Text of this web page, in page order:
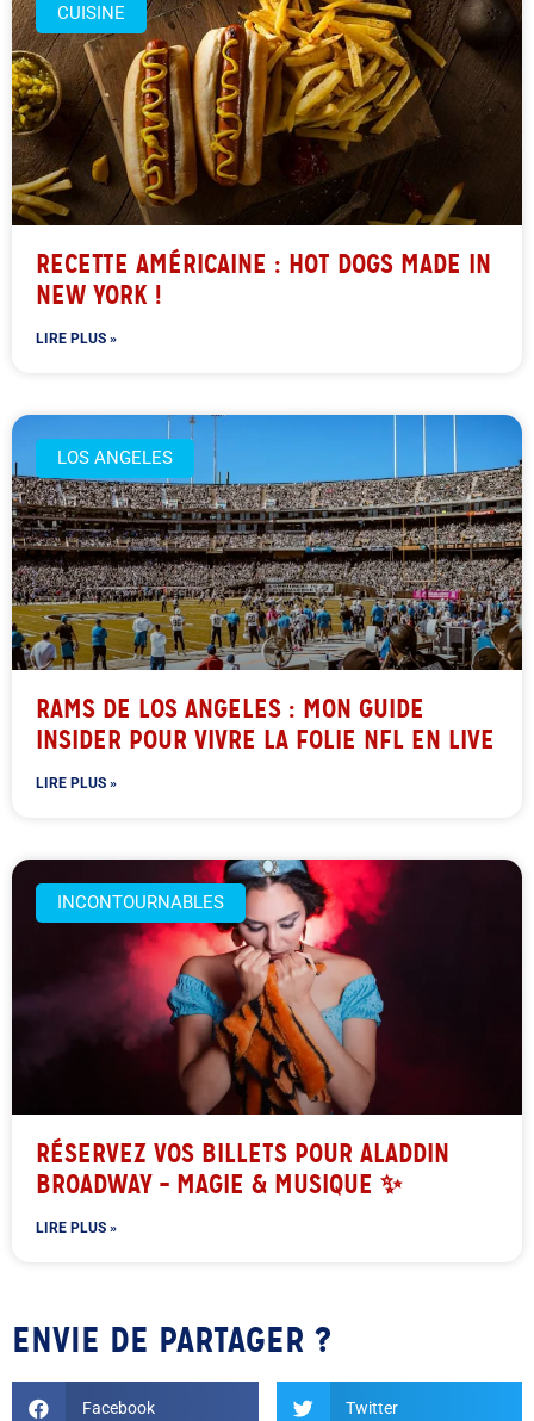
CUISINE
RECETTE AMÉRICAINE : HOT DOGS MADE IN
NEW YORK !
LIRE PLUS »
LOS ANGELES
RAMS DE LOS ANGELES : MON GUIDE
INSIDER POUR VIVRE LA FOLIE NFL EN LIVE
LIRE PLUS »
INCONTOURNABLES
RÉSERVEZ VOS BILLETS POUR ALADDIN
BROADWAY – MAGIE & MUSIQUE ✨
LIRE PLUS »
ENVIE DE PARTAGER ?
Facebook Twitter